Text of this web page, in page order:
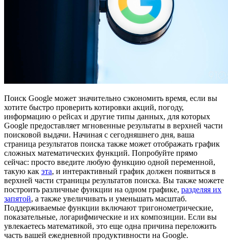
Поиск Google может значительно сэкономить время, если вы
хотите быстро проверить котировки акций, погоду,
информацию о рейсах и другие типы данных, для которых
Google предоставляет мгновенные результаты в верхней части
поисковой выдачи. Начиная с сегодняшнего дня, ваша
страница результатов поиска также может отображать график
сложных математических функций. Попробуйте прямо
сейчас: просто введите любую функцию одной переменной,
такую как эта, и интерактивный график должен появиться в
верхней части страницы результатов поиска. Вы также можете
построить различные функции на одном графике, разделяя их
запятой, а также увеличивать и уменьшать масштаб.
Поддерживаемые функции включают тригонометрические,
показательные, логарифмические и их композиции. Если вы
увлекаетесь математикой, это еще одна причина переложить
часть вашей ежедневной продуктивности на Google.